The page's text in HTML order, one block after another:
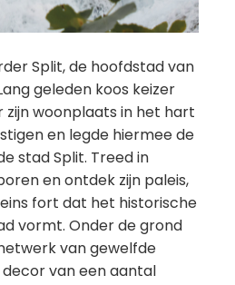
Split, de hoofdstad van
geleden koos keizer
zijn woonplaats in het hart
en legde hiermee de
stad Split. Treed in
en ontdek zijn paleis,
fort dat het historische
vormt. Onder de grond
van gewelfde
decor van een aantal